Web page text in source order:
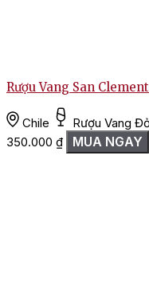
Rượu Vang San
Chile Rượu Vang
350.000 ₫ MUA NGAY